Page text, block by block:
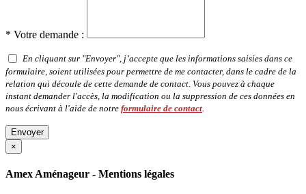
* Votre demande :
En cliquant sur "Envoyer", j’accepte que les informations saisies dans ce
formulaire, soient utilisées pour permettre de me contacter, dans le cadre de la
relation qui découle de cette demande de contact. Vous pouvez à chaque
instant demander l'accès, la modification ou la suppression de ces données en
nous écrivant à l'aide de notre formulaire de contact
Envoyer
×
Amex Aménageur - Mentions légales